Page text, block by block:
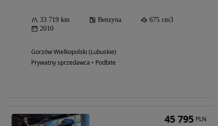
33 719 km Benzyna
675 cm3
2010
Gorzów Wielkopolski (Lubuskie)
Prywatny sprzedawca • Podbite
45 795 PLN